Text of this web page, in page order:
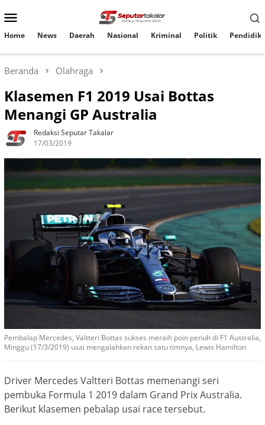
ke
Mobile
Home News Daerah Nasional Kriminal Politik
Beranda Olahraga
Klasemen F1 2019 Usai Bottas
Menangi GP Australia
Redaksi Seputar Takalar
17/03/2019
Pembalap Mercedes, Valtteri Bottas sukses meraih poin penuh di F1 Australia,
Minggu (17/3/2019) usai mengalahkan rekan satu timnya, Lewis Hamilton
Driver Mercedes Valtteri Bottas memenangi seri
pembuka Formula 1 2019 dalam Grand Prix Australia.
Berikut klasemen pebalap usai race tersebut.